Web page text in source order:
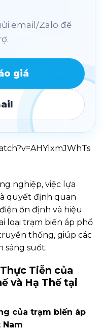
email/Zalo để
giá
nghiệp, việc lựa
quyết định quan
ổn định và hiệu
loại trạm biến áp phổ
thống, giúp các
sáng suốt.
Tiễn của
và Hạ Thế tại
của trạm biến áp